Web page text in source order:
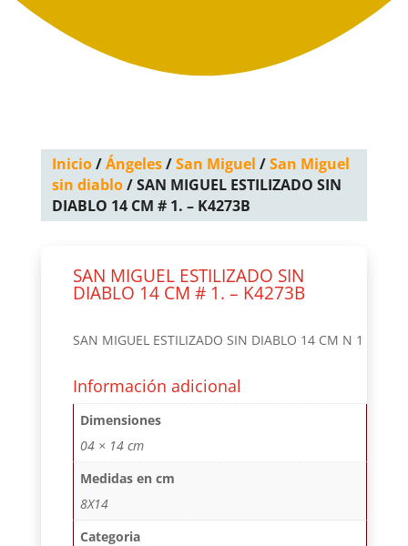
Inicio/Ángeles/San Miguel /San Miguel
sin diablo/ SAN MIGUEL ESTILIZADO SIN
DIABLO 14 CM # 1. – K4273B
SAN MIGUEL ESTILIZADO SIN
DIABLO 14 CM # 1. – K4273B
SAN MIGUEL ESTILIZADO SIN DIABLO 14 CM N 1
Información adicional
Dimensiones
04 × 14 cm
Medidas en cm
8X14
Categoria